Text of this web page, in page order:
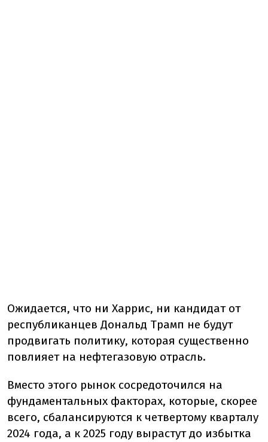
Ожидается, что ни Харрис, ни кандидат от
республиканцев Дональд Трамп не будут
продвигать политику, которая существенно
повлияет на нефтегазовую отрасль.
Вместо этого рынок сосредоточился на
фундаментальных факторах, которые, скорее
всего, сбалансируются к четвертому кварталу
2024 года, а к 2025 году вырастут до избытка